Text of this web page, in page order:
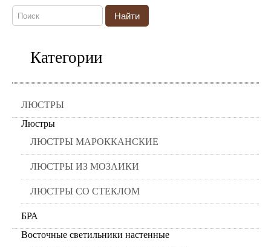
Найти
Категории
ЛЮСТРЫ
Люстры
ЛЮСТРЫ МАРОККАНСКИЕ
ЛЮСТРЫ ИЗ МОЗАИКИ
ЛЮСТРЫ СО СТЕКЛОМ
БРА
Восточные светильники настенные